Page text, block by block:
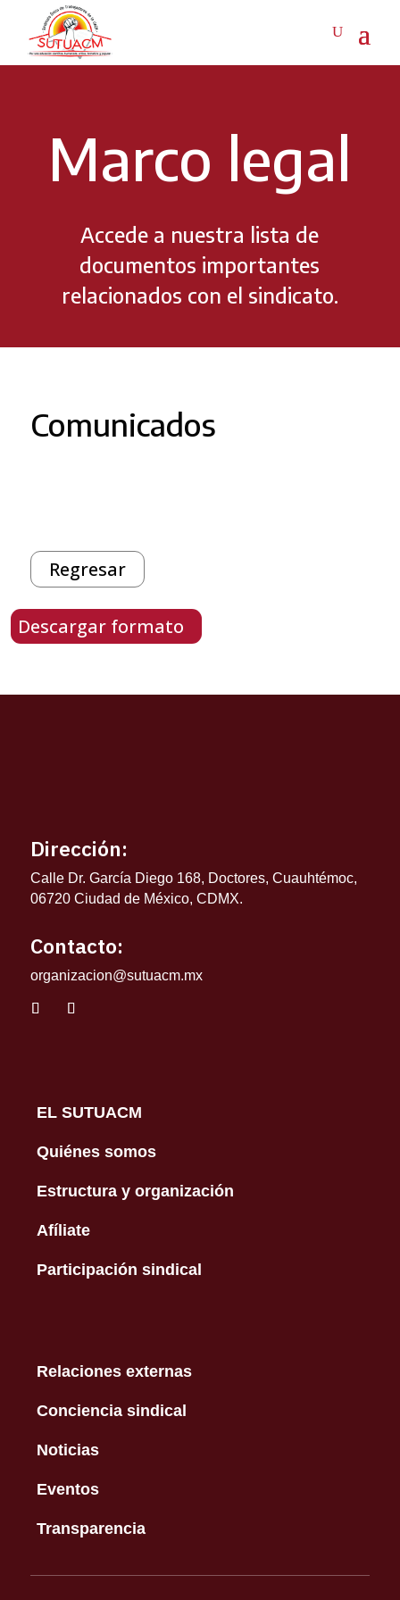
Marco legal
Accede a nuestra lista de
documentos importantes
relacionados con el sindicato.
Comunicados
Regresar
Descargar formato
Dirección:
Calle Dr. García Diego 168, Doctores, Cuauhtémoc,
06720 Ciudad de México, CDMX.
Contacto:
organizacion@sutuacm.mx
EL SUTUACM
Quiénes somos
Estructura y organización
Afíliate
Participación sindical
Relaciones externas
Conciencia sindical
Noticias
Eventos
Transparencia